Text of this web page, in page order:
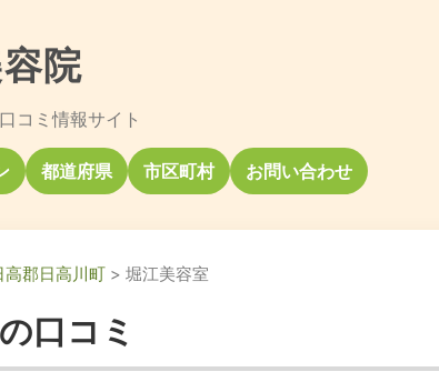
院
コミ情報サイト
都道府県 市区町村 お問い合わせ
高郡日高川町 > 堀江美容室
口コミ